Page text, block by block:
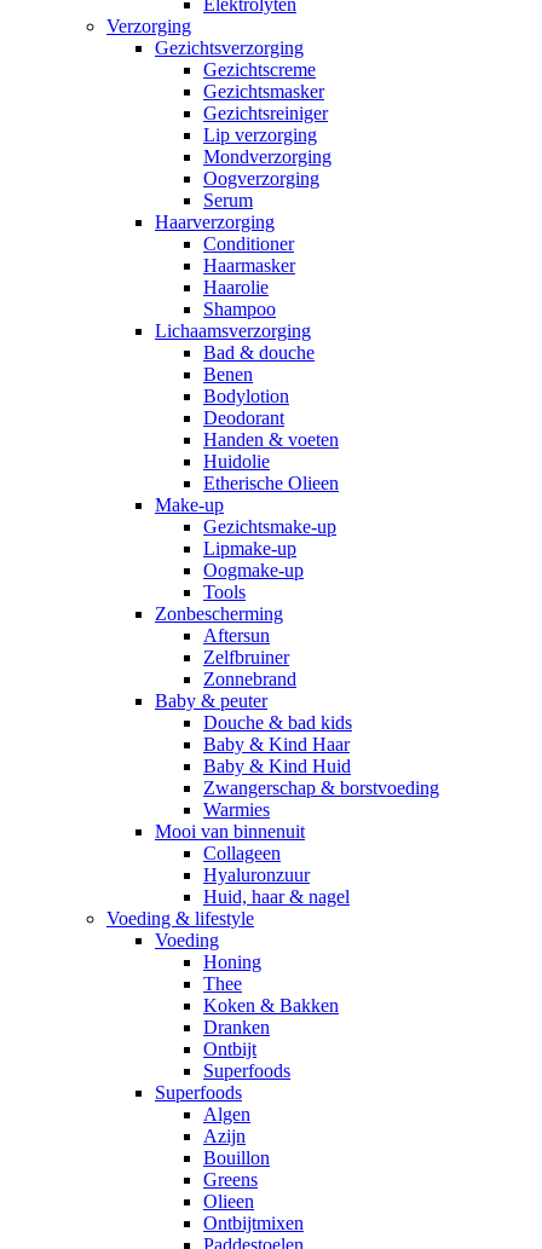
Elektrolyten
Verzorging
Gezichtsverzorging
Gezichtscreme
Gezichtsmasker
Gezichtsreiniger
Lip verzorging
Mondverzorging
Oogverzorging
Serum
Haarverzorging
Conditioner
Haarmasker
Haarolie
Shampoo
Lichaamsverzorging
Bad & douche
Benen
Bodylotion
Deodorant
Handen & voeten
Huidolie
Etherische Olieen
Make-up
Gezichtsmake-up
Lipmake-up
Oogmake-up
Tools
Zonbescherming
Aftersun
Zelfbruiner
Zonnebrand
Baby & peuter
Douche & bad kids
Baby & Kind Haar
Baby & Kind Huid
Zwangerschap & borstvoeding
Warmies
Mooi van binnenuit
Collageen
Hyaluronzuur
Huid, haar & nagel
Voeding & lifestyle
Voeding
Honing
Thee
Koken & Bakken
Dranken
Ontbijt
Superfoods
Superfoods
Algen
Azijn
Bouillon
Greens
Olieen
Ontbijtmixen
Paddestoelen